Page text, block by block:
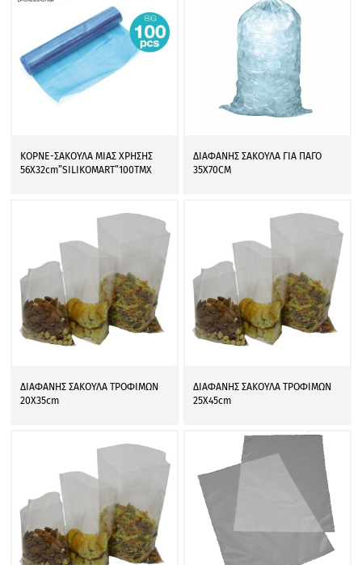
ΚΟΡΝΕ-ΣΑΚΟΥΛΑ ΜΙΑΣ ΧΡΗΣΗΣ
56Χ32cm”SILIKOMART”100ΤΜΧ
ΔΙΑΦΑΝΗΣ ΣΑΚΟΥΛΑ ΓΙΑ ΠΑΓΟ
35Χ70CM
ΔΙΑΦΑΝΗΣ ΣΑΚΟΥΛΑ ΤΡΟΦΙΜΩΝ
20Χ35cm
ΔΙΑΦΑΝΗΣ ΣΑΚΟΥΛΑ ΤΡΟΦΙΜΩΝ
25Χ45cm